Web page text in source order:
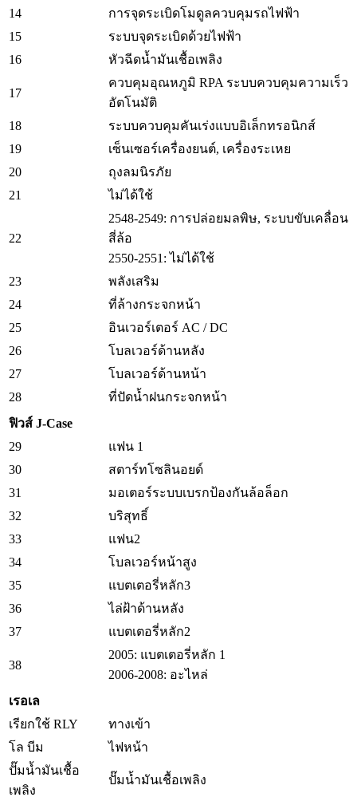
14
การจุดระเบิดโมดูลควบคุมรถไฟฟ้า
15
ระบบจุดระเบิดด้วยไฟฟ้า
16
หัวฉีดน้ำมันเชื้อเพลิง
17
ควบคุมอุณหภูมิ RPA ระบบควบคุมความเร็ว
อัตโนมัติ
18
ระบบควบคุมคันเร่งแบบอิเล็กทรอนิกส์
19
เซ็นเซอร์เครื่องยนต์, เครื่องระเหย
20
ถุงลมนิรภัย
21
ไม่ได้ใช้
22
2548-2549: การปล่อยมลพิษ, ระบบขับเคลื่อน
สี่ล้อ
2550-2551: ไม่ได้ใช้
23
พลังเสริม
24
ที่ล้างกระจกหน้า
25
อินเวอร์เตอร์ AC / DC
26
โบลเวอร์ด้านหลัง
27
โบลเวอร์ด้านหน้า
28
ที่ปัดน้ำฝนกระจกหน้า
ฟิวส์ J-Case
29
แฟน 1
30
สตาร์ทโซลินอยด์
31
มอเตอร์ระบบเบรกป้องกันล้อล็อก
32
บริสุทธิ์
33
แฟน2
34
โบลเวอร์หน้าสูง
35
แบตเตอรี่หลัก3
36
ไล่ฝ้าด้านหลัง
37
แบตเตอรี่หลัก2
38
2005: แบตเตอรี่หลัก 1
2006-2008: อะไหล่
เรอเล
เรียกใช้ RLY
ทางเข้า
โล บีม
ไฟหน้า
ปั๊มน้ำมันเชื้อ
เพลิง
ปั๊มน้ำมันเชื้อเพลิง